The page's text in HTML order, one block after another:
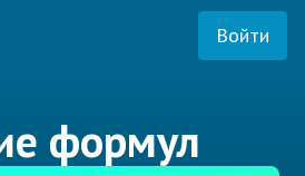
Войти
формул